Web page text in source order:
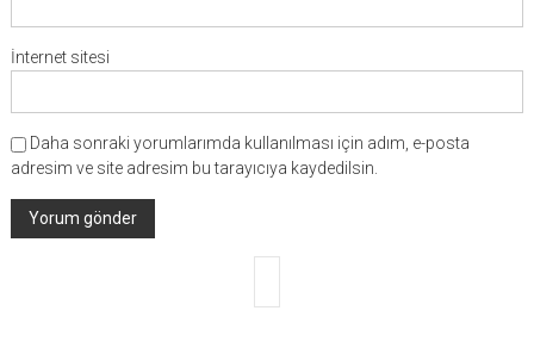
İnternet sitesi
Daha sonraki yorumlarımda kullanılması için adım, e-posta
adresim ve site adresim bu tarayıcıya kaydedilsin.